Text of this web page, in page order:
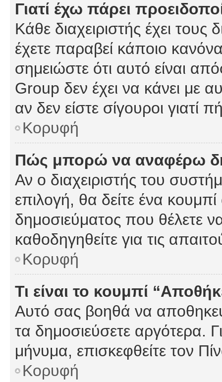
Γιατί έχω πάρει
Κάθε διαχειριστής έχει
έχετε παραβεί κάποιο
σημειώστε ότι αυτό είναι
Group δεν έχει να κάνει με
αν δεν είστε σίγουροι γιατί
Κορυφή
Πώς μπορώ να αναφέρω
Αν ο διαχειριστής του
επιλογή, θα δείτε ένα
δημοσιεύματος που θέλετε
καθοδηγηθείτε για τις
Κορυφή
Τι είναι το κουμπί
Αυτό σας βοηθά να
τα δημοσιεύσετε αργότερα.
μήνυμα, επισκεφθείτε τον
Κορυφή